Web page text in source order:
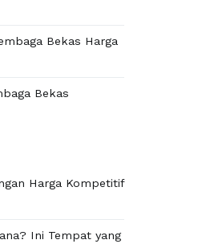
Bekas Harga
Bekas
Harga Kompetitif
Ini Tempat yang